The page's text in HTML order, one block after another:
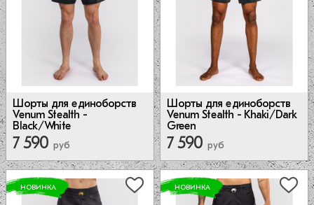
Шорты для единоборств
Venum Stealth -
Black/White
7 590 руб
Шорты для единоборств
Venum Stealth - Khaki/Dark
Green
7 590 руб
НОВИНКА НОВИНКА